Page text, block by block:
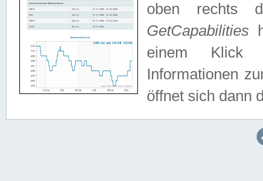
oben rechts
GetCapabilities
einem Klick
Informationen
öffnet sich dann